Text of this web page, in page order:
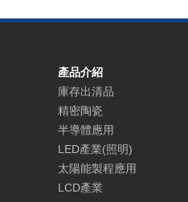
產品介紹
庫存出清品
精密陶瓷
半導體應用
LED產業(照明)
太陽能製程應用
LCD產業